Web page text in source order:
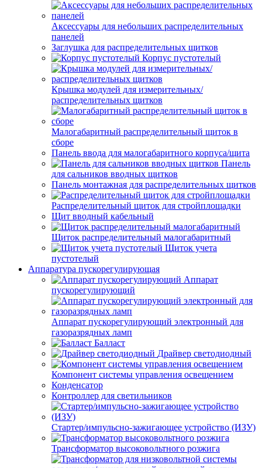
Аксессуары для небольших распределительных
панелей
Заглушка для распределительных щитков
Корпус пустотелый
Крышка модулей для измерительных/
распределительных щитков
Малогабаритный распределительный щиток в
сборе
Панель ввода для малогабаритного корпуса/щита
Панель
для сальников вводных щитков
Панель монтажная для распределительных щитков
Распределительный щиток для стройплощадки
Щит вводный кабельный
Щиток распределительный малогабаритный
Щиток учета
пустотелый
Аппаратура пускорегулирующая
Аппарат
пускорегулирующий
Аппарат пускорегулирующий электронный для
газоразрядных ламп
Балласт
Драйвер светодиодный
Компонент системы управления освещением
Конденсатор
Контроллер для светильников
Стартер/импульсно-зажигающее устройство (ИЗУ)
Трансформатор высоковольтного розжига